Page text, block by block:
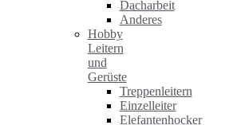
Dacharbeit
Anderes
Hobby
Leitern
und
Gerüste
Treppenleitern
Einzelleiter
Elefantenhocker